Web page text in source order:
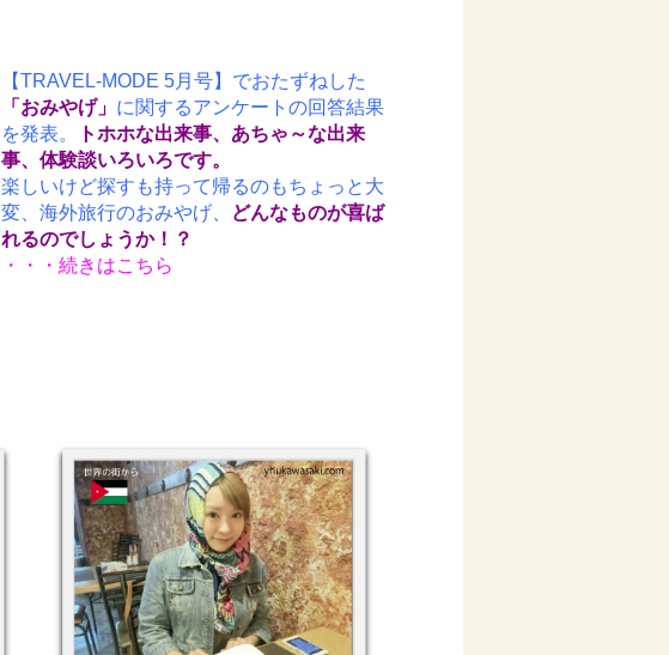
【TRAVEL-MODE 5月号】でおたずねした
「おみやげ」 に関するアンケートの回答結果
を発表。
トホホな出来事、あちゃ～な出来
事、体験談いろいろです。
楽しいけど探すも持って帰るのもちょっと大
変、海外旅行のおみやげ、
どんなものが喜ば
れるのでしょうか！？
・・・続きはこちら